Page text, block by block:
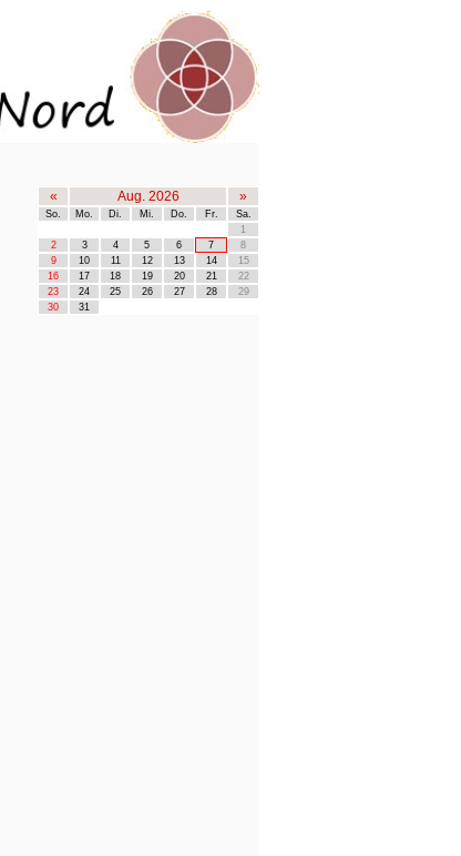
« Aug. 2026 »
So. Mo. Di. Mi. Do. Fr.
Sa.
1
2
3 4 5 6 7
8
9
10 11 12 13 14
15
16
17 18 19 20 21
22
23
24 25 26 27 28
29
30
31